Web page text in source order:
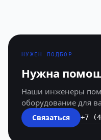
НУЖЕН ПОДБОР
Нужна
Наши инженеры
оборудование для
Связаться +7